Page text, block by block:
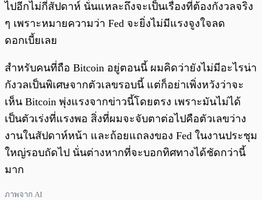
ไปอีกไม่กี่สัปดาห์ นั่นแหละถึงจะเป็นเรื่องที่ต้องกังวลจริง
ๆ เพราะหมายความว่า Fed จะยิ่งไม่มีแรงจูงใจลด
ดอกเบี้ยเลย
สำหรับคนที่ถือ Bitcoin อยู่ตอนนี้ ผมคิดว่ายังไม่มีอะไรน่า
กังวลเป็นพิเศษจากตัวเลขรอบนี้ แต่ก็อย่าเพิ่งหวังว่าจะ
เห็น Bitcoin พุ่งแรงจากข่าวนี้โดยตรง เพราะมันไม่ได้
เป็นตัวเร่งที่แรงพอ สิ่งที่ผมจะจับตาต่อไปคือตัวเลขว่าง
งานในสัปดาห์หน้า และถ้อยแถลงของ Fed ในงานประชุม
ใหญ่รอบถัดไป นั่นต่างหากที่จะบอกทิศทางได้ชัดกว่านี้
มาก
ภาพจาก AI